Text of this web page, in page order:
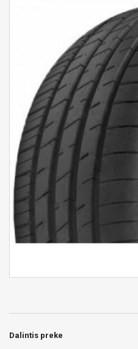
Dalintis preke